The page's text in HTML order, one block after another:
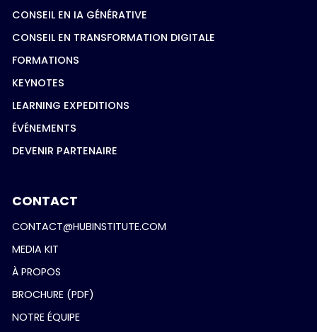
CONSEIL EN IA GÉNÉRATIVE
CONSEIL EN TRANSFORMATION DIGITALE
FORMATIONS
KEYNOTES
LEARNING EXPEDITIONS
ÉVÉNEMENTS
DEVENIR PARTENAIRE
CONTACT
CONTACT@HUBINSTITUTE.COM
MEDIA KIT
À PROPOS
BROCHURE (PDF)
NOTRE ÉQUIPE